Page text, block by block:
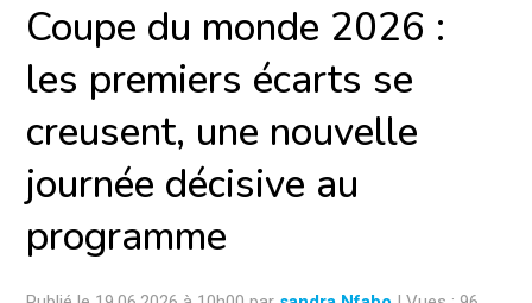
Coupe du monde 2026 :
les premiers écarts se
creusent, une nouvelle
journée décisive au
programme